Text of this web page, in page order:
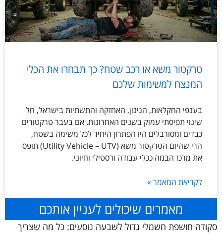
טרקטור משא או רכב שטח? כך תבחרו את הכלי
המנצח למשימות שלכם
בענפי החקלאות, הגינון, האחזקה והתשתיות בישראל, חל
שינוי תפיסתי עמוק בשנים האחרונות. אם בעבר טרקטורים
כבדים ומסורבלים היו הפתרון היחיד לכל משימה בשטח,
הרי שהיום הטרקטור משא (Utility Vehicle – UTV) תופס
את מרכז הבמה ככלי עבודה ורסטילי וחיוני.
לקריאת המאמר »
מאמרים שיכולים לעניין אותכם
סקודה חושפת חשמלי גדול לשבעה נוסעים: כל מה שצריך